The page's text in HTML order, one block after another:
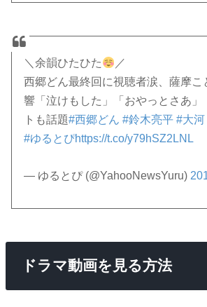
＼余韻ひたひた
／
西郷どん最終回に視聴者涙、薩摩こ
響「泣けもした」「おやっとさあ
トも話題#西郷どん #鈴木亮平 #大河
#ゆるとぴhttps://t.co/y79hSZ2LNL
— ゆるとぴ (@YahooNewsYuru)
ドラマ動画を見る方法